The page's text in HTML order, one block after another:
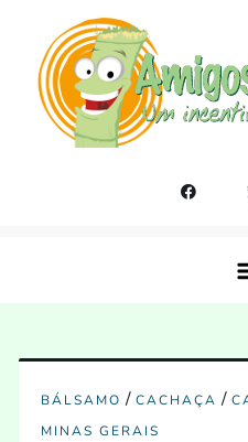
content
BÁLSAMO /CACHAÇA /
MINAS GERAIS